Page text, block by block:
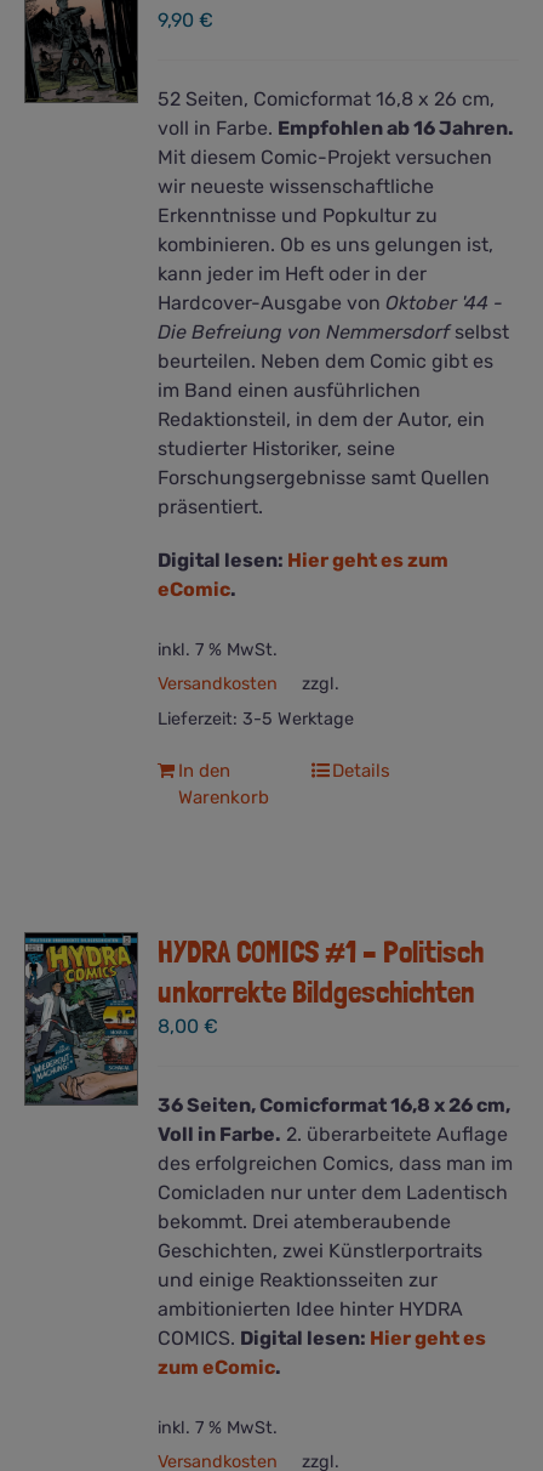
9,90€
52 Seiten, Comicformat 16,8 x 26 cm,
voll in Farbe. Empfohlen ab 16 Jahren.
Mit diesem Comic-Projekt versuchen
wir neueste wissenschaftliche
Erkenntnisse und Popkultur zu
kombinieren. Ob es uns gelungen ist,
kann jeder im Heft oder in der
Hardcover-Ausgabe von Oktober '44 -
Die Befreiung von Nemmersdorfselbst
beurteilen. Neben dem Comic gibt es
im Band einen ausführlichen
Redaktionsteil, in dem der Autor, ein
studierter Historiker, seine
Forschungsergebnisse samt Quellen
präsentiert.
Digital lesen: Hier geht es zum
eComic.
inkl. 7 % MwSt.
zzgl.
Versandkosten
Lieferzeit: 3-5 Werktage
In den
Warenkorb
Details
HYDRA COMICS #1 – Politisch
unkorrekte Bildgeschichten
8,00€
36 Seiten, Comicformat 16,8 x 26 cm,
Voll in Farbe. 2. überarbeitete Auflage
des erfolgreichen Comics, dass man im
Comicladen nur unter dem Ladentisch
bekommt. Drei atemberaubende
Geschichten, zwei Künstlerportraits
und einige Reaktionsseiten zur
ambitionierten Idee hinter HYDRA
COMICS. Digital lesen: Hier geht es
zum eComic.
inkl. 7 % MwSt.
zzgl.
Versandkosten